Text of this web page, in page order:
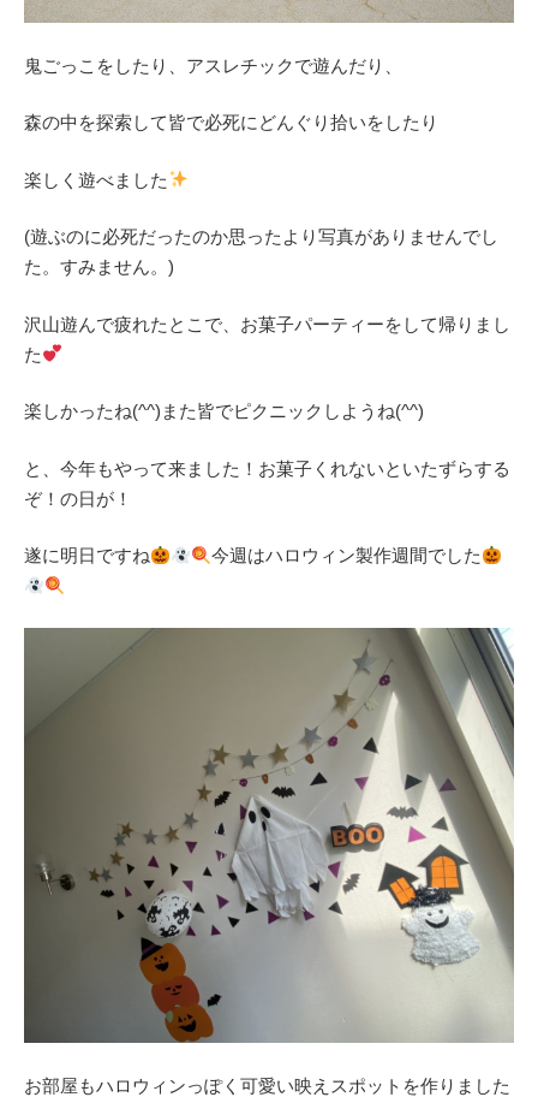
鬼ごっこをしたり、アスレチックで遊んだり、
森の中を探索して皆で必死にどんぐり拾いをしたり
楽しく遊べました
(遊ぶのに必死だったのか思ったより写真がありませんでし
た。すみません。)
沢山遊んで疲れたとこで、お菓子パーティーをして帰りまし
た
楽しかったね(^^)また皆でピクニックしようね(^^)
と、今年もやって来ました！お菓子くれないといたずらする
ぞ！の日が！
遂に明日ですね 今週はハロウィン製作週間でした
お部屋もハロウィンっぽく可愛い映えスポットを作りました